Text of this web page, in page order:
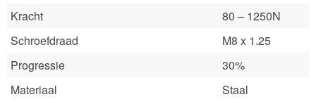
Kracht
80 – 1250N
Schroefdraad
M8 x 1.25
Progressie
30%
Materiaal
Staal